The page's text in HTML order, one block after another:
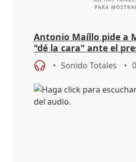
Antonio Maíllo pide a
"dé la cara" ante el
acoso del CEO de ADM
Sonido Totales